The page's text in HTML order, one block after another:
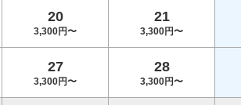
20
3,300円〜
21
3,300円〜
27
3,300円〜
28
3,300円〜